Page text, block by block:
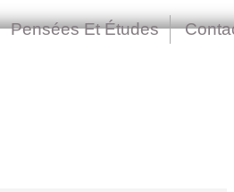
Pensées Et Études